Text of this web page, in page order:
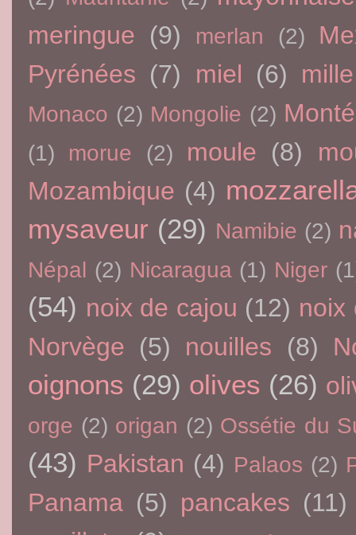
meringue (9) merlan (2)
Pyrénées (7) miel (6)
Monaco (2) Mongolie (2)
(1) morue (2) moule (8)
Mozambique (4)
mysaveur (29) Namibie (2)
Népal (2) Nicaragua (1) Niger
(54) noix de cajou (12) noix
Norvège (5) nouilles (8)
oignons (29) olives (26)
orge (2) origan (2) Ossétie du
(43) Pakistan (4) Palaos (2)
Panama (5) pancakes (11)